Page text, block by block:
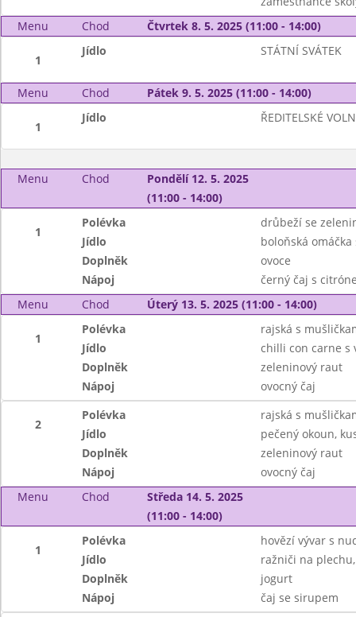
Menu
Chod Čtvrtek 8. 5. 2025 (11:00 - 14:00)
1
Jídlo STÁTNÍ SVÁTEK
Menu Chod Pátek 9. 5. 2025 (11:00 - 14:00)
1
Jídlo ŘEDITELSKÉ
Menu Chod
Pondělí 12. 5. 2025
(11:00 - 14:00)
1
Polévka
drůbeží se
Jídlo
boloňská
Doplněk
ovoce
Nápoj
černý čaj s
Menu
Chod Úterý 13. 5. 2025 (11:00 - 14:00)
1
Polévka
rajská s
Jídlo
chilli con carne s
Doplněk
zeleninový raut
Nápoj
ovocný čaj
2
Polévka
rajská s
Jídlo
pečený okoun,
Doplněk
zeleninový raut
Nápoj
ovocný čaj
Menu
Chod
Středa 14. 5. 2025
(11:00 - 14:00)
1
Polévka
hovězí vývar s
Jídlo
ražniči na
Doplněk
jogurt
Nápoj
čaj se sirupem